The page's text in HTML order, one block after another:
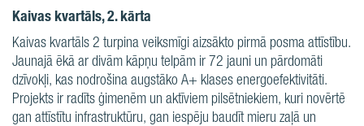
Kaivas kvartāls, 2. kārta
Kaivas kvartāls 2 turpina veiksmīgi aizsākto pirmā posma attīstību.
Jaunajā ēkā ar divām kāpņu telpām ir 72 jauni un pārdomāti
dzīvokļi, kas nodrošina augstāko A+ klases energoefektivitāti.
Projekts ir radīts ģimenēm un aktīviem pilsētniekiem, kuri novērtē
gan attīstītu infrastruktūru, gan iespēju baudīt mieru zaļā un